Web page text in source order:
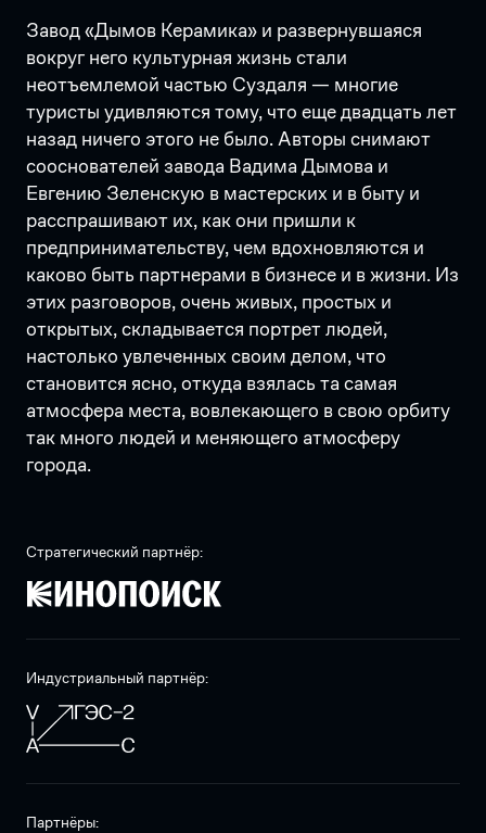
Завод «Дымов Керамика» и развернувшаяся
вокруг него культурная жизнь стали
неотъемлемой частью Суздаля — многие
туристы удивляются тому, что еще двадцать лет
назад ничего этого не было. Авторы снимают
сооснователей завода Вадима Дымова и
Евгению Зеленскую в мастерских и в быту и
расспрашивают их, как они пришли к
предпринимательству, чем вдохновляются и
каково быть партнерами в бизнесе и в жизни. Из
этих разговоров, очень живых, простых и
открытых, складывается портрет людей,
настолько увлеченных своим делом, что
становится ясно, откуда взялась та самая
атмосфера места, вовлекающего в свою орбиту
так много людей и меняющего атмосферу
города.
Стратегический партнёр:
Индустриальный партнёр:
Партнёры: